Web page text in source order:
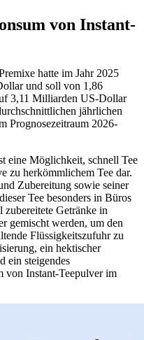
von Instant-
hatte im Jahr 2025
und soll von 1,86
3,11 Milliarden US-Dollar
jährlichen
Prognosezeitraum 2026-
eine Möglichkeit, schnell Tee
zu herkömmlichem Tee dar.
Zubereitung sowie seiner
Tee besonders in Büros
zubereitete Getränke in
gemischt werden, um den
Flüssigkeitszufuhr zu
ein hektischer
ein steigendes
von Instant-Teepulver im